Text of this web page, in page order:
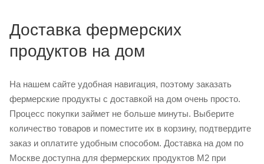
Доставка фермерских
продуктов на дом
На нашем сайте удобная навигация, поэтому заказать
фермерские продукты с доставкой на дом очень просто.
Процесс покупки займет не больше минуты. Выберите
количество товаров и поместите их в корзину, подтвердите
заказ и оплатите удобным способом. Доставка на дом по
Москве доступна для фермерских продуктов М2 при